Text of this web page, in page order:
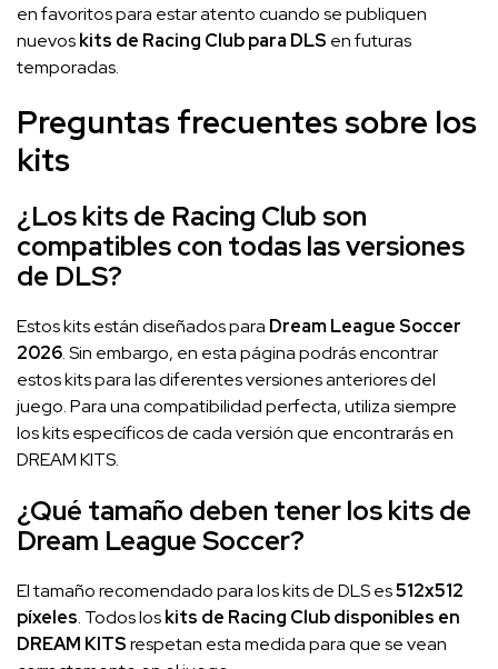
en favoritos para estar atento cuando se publiquen
nuevoskits de Racing Club para DLS en futuras
temporadas.
Preguntas frecuentes sobre los
kits
¿Los kits de Racing Club son
compatibles con todas las versiones
de DLS?
Estos kits están diseñados para Dream League Soccer
2026. Sin embargo, en esta página podrás encontrar
estos kits para las diferentes versiones anteriores del
juego. Para una compatibilidad perfecta, utiliza siempre
los kits específicos de cada versión que encontrarás en
DREAM KITS.
¿Qué tamaño deben tener los kits de
Dream League Soccer?
El tamaño recomendado para los kits de DLS es512x512
píxeles. Todos loskits de Racing Club disponibles en
DREAM KITSrespetan esta medida para que se vean